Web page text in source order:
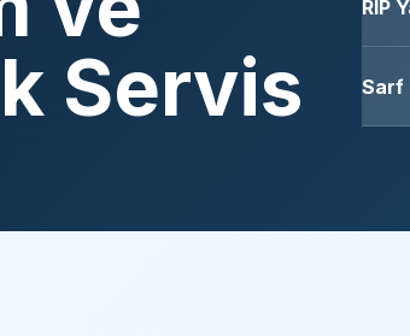
Servis
RIP
Sarf